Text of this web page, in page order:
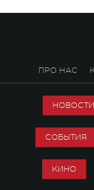
ПРО НАС
НОВОСТИ
СОБЫТИЯ
КИНО